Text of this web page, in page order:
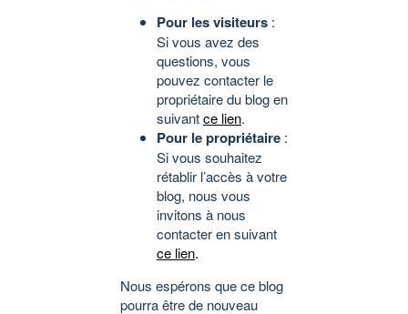
Pour les visiteurs :
Si vous avez des
questions, vous
pouvez contacter le
propriétaire du blog en
suivantce lien.
Pour le propriétaire :
Si vous souhaitez
rétablir l’accès à votre
blog, nous vous
invitons à nous
contacter en suivant
ce lien.
Nous espérons que ce blog
pourra être de nouveau